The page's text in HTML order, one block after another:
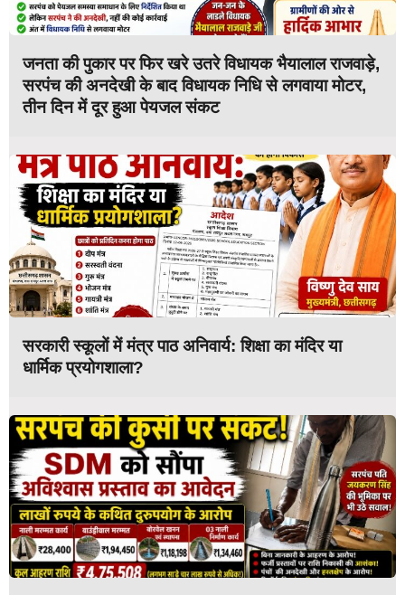
जनता की पुकार पर फिर खरे उतरे विधायक भैयालाल राजवाड़े,
सरपंच की अनदेखी के बाद विधायक निधि से लगवाया मोटर,
तीन दिन में दूर हुआ पेयजल संकट
सरकारी स्कूलों में मंत्र पाठ अनिवार्य: शिक्षा का मंदिर या
धार्मिक प्रयोगशाला?